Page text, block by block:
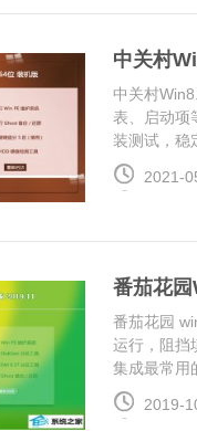
中关村
中关村
表、启动项
装测试，稳
2021-
番茄花
番茄花园
运行，阻挡
集成最常用
2019-